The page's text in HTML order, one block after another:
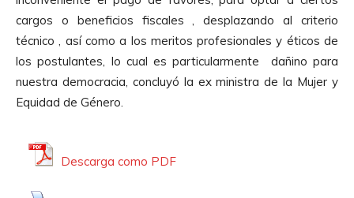
c
t
o
r
d
e
cargos o beneficios fiscales , desplazando al criterio
técnico , así como a los meritos profesionales y éticos de
los postulantes, lo cual es particularmente dañino para
nuestra democracia, concluyó la ex ministra de la Mujer y
Equidad de Género.
Descarga como PDF